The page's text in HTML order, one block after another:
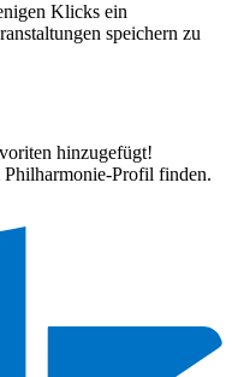
Klicks ein
speichern zu
hinzugefügt!
Profil finden.